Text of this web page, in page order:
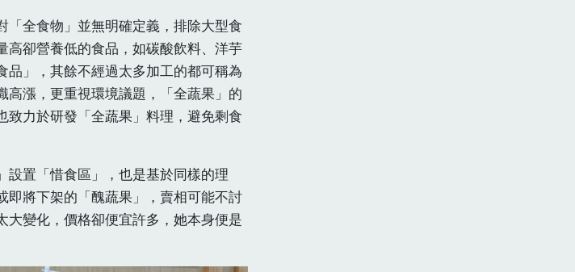
「全食物」並無明確定義，排除大型食
高卻營養低的食品，如碳酸飲料、洋芋
品」，其餘不經過太多加工的都可稱為
高漲，更重視環境議題，「全蔬果」的
致力於研發「全蔬果」料理，避免剩食
設置「惜食區」，也是基於同樣的理
即將下架的「醜蔬果」，賣相可能不討
大變化，價格卻便宜許多，她本身便是